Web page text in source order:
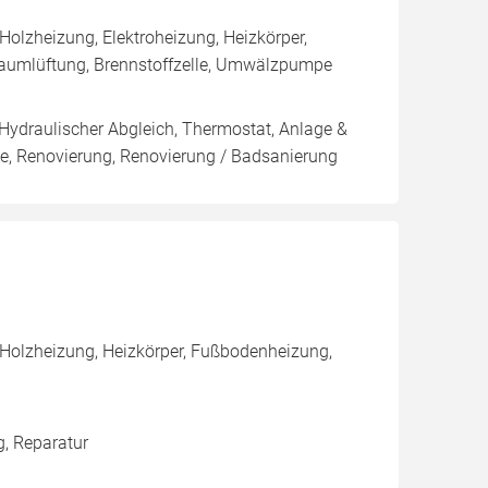
Elektroheizung, Heizkörper,
Brennstoffzelle, Umwälzpumpe
Abgleich, Thermostat, Anlage &
Renovierung, Renovierung / Badsanierung
Heizkörper, Fußbodenheizung,
Reparatur